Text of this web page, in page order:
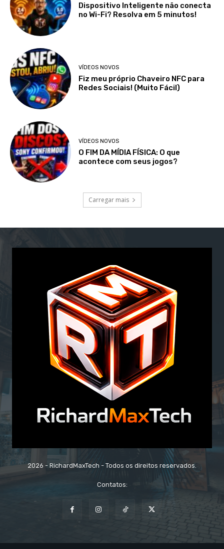
Dispositivo Inteligente não conecta
no Wi-Fi? Resolva em 5 minutos!
VÍDEOS NOVOS
Fiz meu próprio Chaveiro NFC para
Redes Sociais! (Muito Fácil)
VÍDEOS NOVOS
O FIM DA MÍDIA FÍSICA: O que
acontece com seus jogos?
Carregar mais
2026 - RichardMaxTech - Todos os direitos reservados.
Contatos: